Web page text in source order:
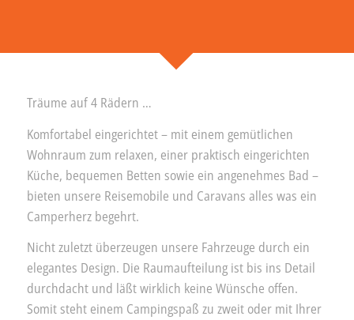
Träume auf 4 Rädern …
Komfortabel eingerichtet – mit einem gemütlichen
Wohnraum zum relaxen, einer praktisch eingerichten
Küche, bequemen Betten sowie ein angenehmes Bad –
bieten unsere Reisemobile und Caravans alles was ein
Camperherz begehrt.
Nicht zuletzt überzeugen unsere Fahrzeuge durch ein
elegantes Design. Die Raumaufteilung ist bis ins Detail
durchdacht und läßt wirklich keine Wünsche offen.
Somit steht einem Campingspaß zu zweit oder mit Ihrer